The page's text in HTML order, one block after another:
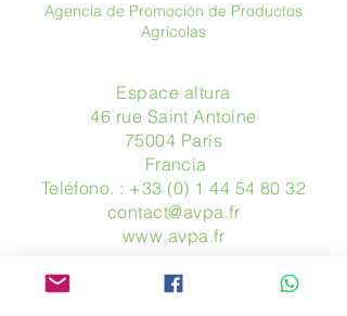
Agencia de Promoción de Productos
Agrícolas
Espace altura
46 rue Saint Antoine
75004 París
​ Francia
Teléfono. : +33 (0) 1 44 54 80 32
contact@avpa.fr
www.avpa.fr